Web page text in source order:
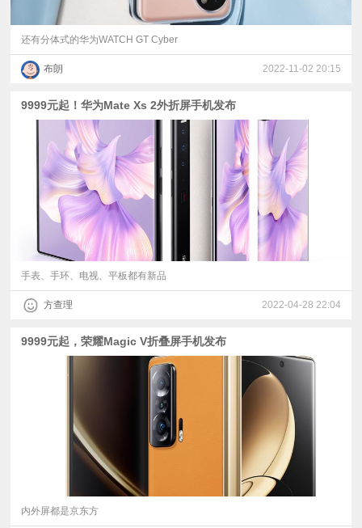
还有分体式的华为WATCH GT Cyber
布朗 2022-11-02 20:15
9999元起！华为Mate Xs 2外折屏手机发布
手表、手环、电视、平板都有新品
方查理 2022-04-28 22:04
9999元起，荣耀Magic V折叠屏手机发布
内外屏都是京东方